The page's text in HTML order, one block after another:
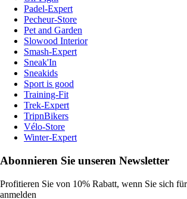
Padel-Expert
Pecheur-Store
Pet and Garden
Slowood Interior
Smash-Expert
Sneak'In
Sneakids
Sport is good
Training-Fit
Trek-Expert
TripnBikers
Vélo-Store
Winter-Expert
Abonnieren Sie unseren Newsletter
Profitieren Sie von 10% Rabatt, wenn Sie sich
anmelden